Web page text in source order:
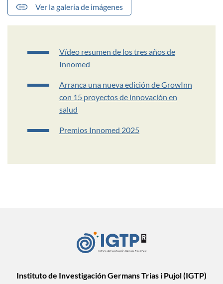
Ver la galería de imágenes
Vídeo resumen de los tres años de
Innomed
Arranca una nueva edición de GrowInn
con 15 proyectos de innovación en
salud
Premios Innomed 2025
Instituto de Investigación Germans Trias i Pujol (IGTP)